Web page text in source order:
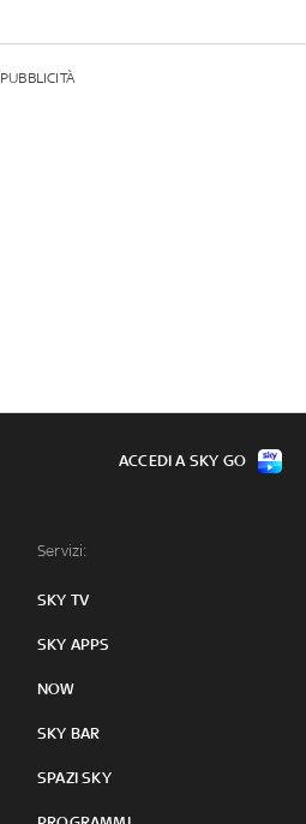
PUBBLICITÀ
Servizi:
SKY TV
SKY APPS
NOW
SKY BAR
SPAZI SKY
ACCEDI A SKY GO